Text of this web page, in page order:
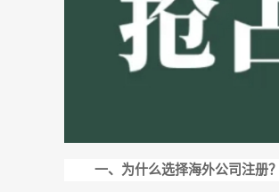
一、为什么选择海外公司注册？